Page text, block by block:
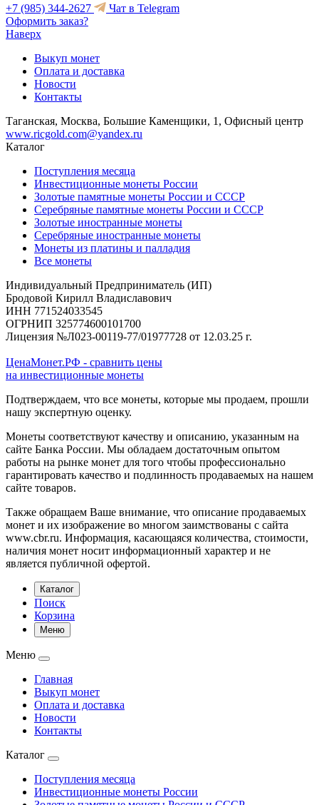
+7 (985) 344-2627
Чат в Telegram
Оформить заказ?
Наверх
Выкуп монет
Оплата и доставка
Новости
Контакты
Таганская, Москва, Большие Каменщики, 1, Офисный центр
www.ricgold.com@yandex.ru
Каталог
Поступления месяца
Инвестиционные монеты России
Золотые памятные монеты России и СССР
Серебряные памятные монеты России и СССР
Золотые иностранные монеты
Серебряные иностранные монеты
Монеты из платины и палладия
Все монеты
Индивидуальный Предприниматель (ИП)
Бродовой Кирилл Владиславович
ИНН 771524033545
ОГРНИП 325774600101700
Лицензия №Л023-00119-77/01977728 от 12.03.25 г.
ЦенаМонет.РФ - сравнить цены
на инвестиционные монеты
Подтверждаем, что все монеты, которые мы продаем, прошли
нашу экспертную оценку.
Монеты соответствуют качеству и описанию, указанным на
сайте Банка России. Мы обладаем достаточным опытом
работы на рынке монет для того чтобы профессионально
гарантировать качество и подлинность продаваемых на нашем
сайте товаров.
Также обращаем Ваше внимание, что описание продаваемых
монет и их изображение во многом заимствованы с сайта
www.cbr.ru. Информация, касающаяся количества, стоимости,
наличия монет носит информационный характер и не
является публичной офертой.
Каталог
Поиск
Корзина
Меню
Меню
Главная
Выкуп монет
Оплата и доставка
Новости
Контакты
Каталог
Поступления месяца
Инвестиционные монеты России